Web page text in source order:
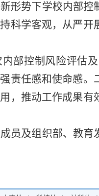
形势下学校内部控
科学客观，从严
部控制风险评估
责任感和使命感。
，推动工作成果
员及组织部、教